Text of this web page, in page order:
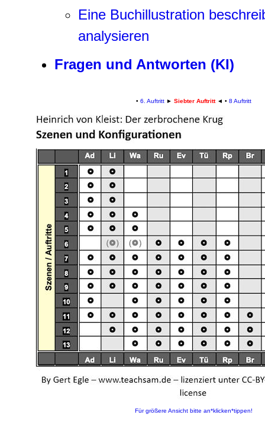
Eine Buchillustration
analysieren
Fragen und Antworten (KI)
• 6. Auftritt► Siebter Auftritt◄ • 8 Auftritt
Für größere Ansicht bitte an*klicken*tippen!